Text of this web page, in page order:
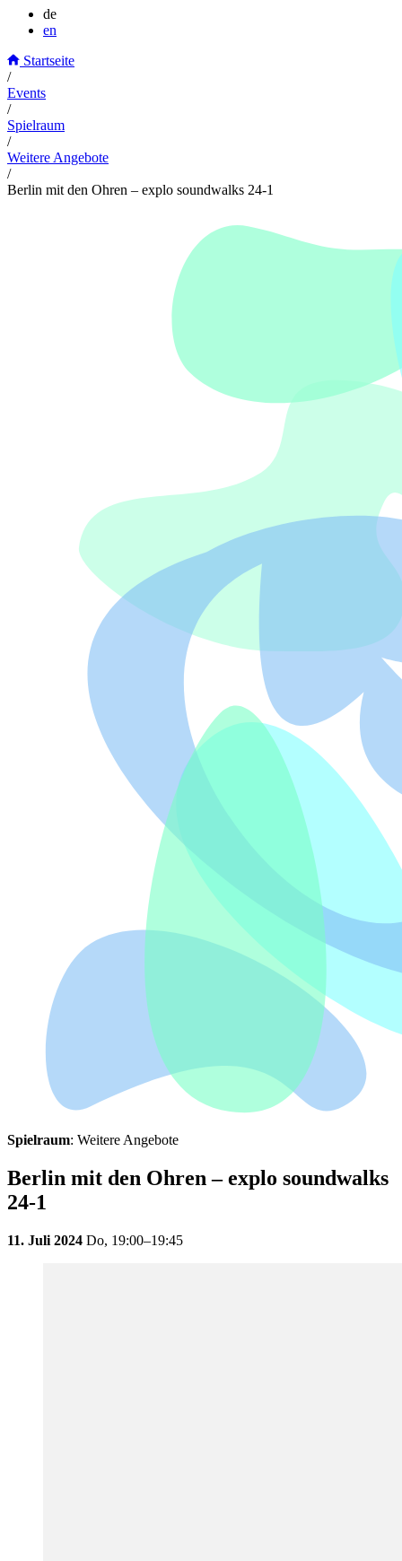
de
en
Startseite
/
Events
/
Spielraum
/
Weitere Angebote
/
Berlin mit den Ohren – explo soundwalks 24-1
Spielraum: Weitere Angebote
Berlin mit den Ohren – explo soundwalks
24-1
11. Juli 2024 Do, 19:00–19:45